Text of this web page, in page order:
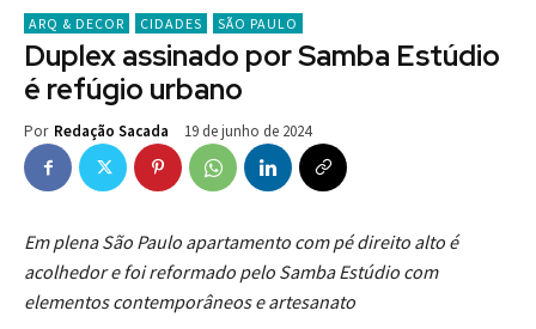
ARQ & DECOR CIDADES SÃO PAULO
Duplex assinado por Samba Estúdio
é refúgio urbano
Por Redação Sacada 19 de junho de 2024
Em plena São Paulo apartamento com pé direito alto é
acolhedor e foi reformado pelo Samba Estúdio com
elementos contemporâneos e artesanato